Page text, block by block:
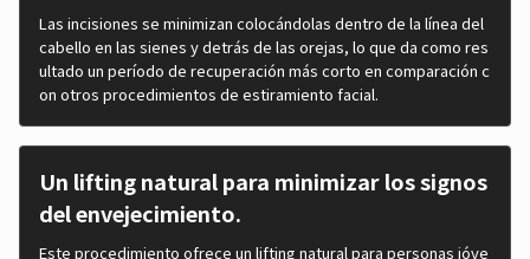
Las incisiones se minimizan colocándolas dentro de la línea del
cabello en las sienes y detrás de las orejas, lo que da como res
ultado un período de recuperación más corto en comparación c
on otros procedimientos de estiramiento facial.
Un lifting natural para minimizar los signos
del envejecimiento.
Este procedimiento ofrece un lifting natural para personas jóve